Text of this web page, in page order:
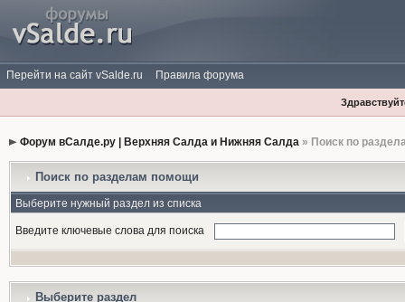
Перейти на сайт vSalde.ru Правила форума
Форум вСалде.ру | Верхняя Салда и Нижняя Салда» Поиск по
Поиск по разделам помощи
Выберите нужный раздел из списка
Введите ключевые слова для поиска
Выберите раздел